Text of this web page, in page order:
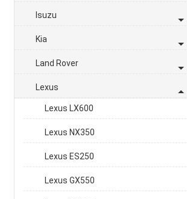
Isuzu
Kia
Land Rover
Lexus
Lexus LX600
Lexus NX350
Lexus ES250
Lexus GX550